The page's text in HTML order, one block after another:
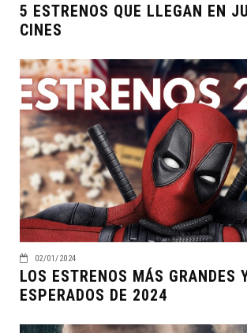
5 ESTRENOS QUE LLEGAN EN
CINES
02/01/2024
LOS ESTRENOS MÁS GRANDES
ESPERADOS DE 2024